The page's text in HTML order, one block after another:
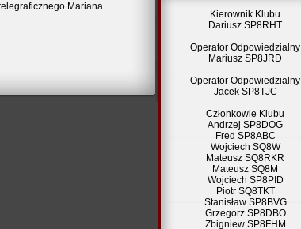
Mariana
Kierownik Klubu
Dariusz SP8RHT
Operator Odpowiedzialny
Mariusz SP8JRD
Operator Odpowiedzialny
Jacek SP8TJC
Członkowie Klubu
Andrzej SP8DOG
Fred SP8ABC
Wojciech SQ8W
Mateusz SQ8RKR
Mateusz SQ8M
Wojciech SP8PID
Piotr SQ8TKT
Stanisław SP8BVG
Grzegorz SP8DBO
Zbigniew SP8FHM